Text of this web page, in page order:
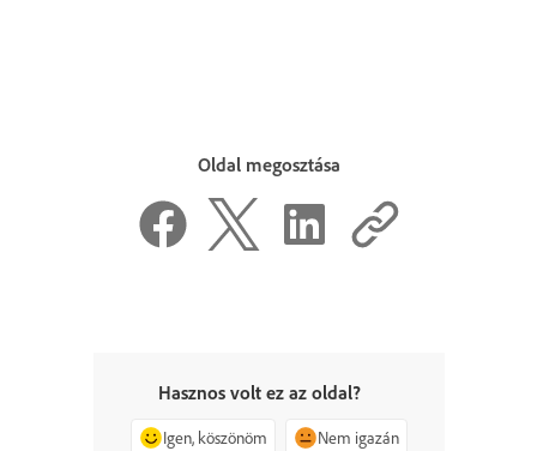
Oldal megosztása
Hasznos volt ez az oldal?
Igen, köszönöm Nem igazán